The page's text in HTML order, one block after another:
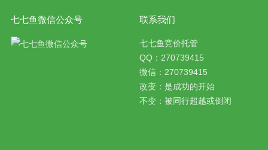
七七鱼微信公众号 联系我们
七七鱼竞价托管
QQ：270739415
微信：270739415
改变：是成功的开始
不变：被同行超越或倒闭